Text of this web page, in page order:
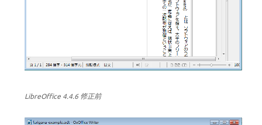
LibreOffice 4.4.6 修正前